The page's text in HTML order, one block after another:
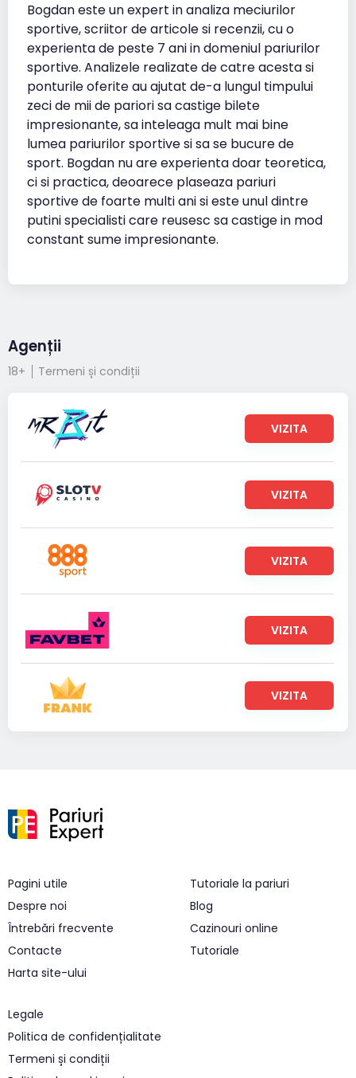
Bogdan este un expert in analiza meciurilor
sportive, scriitor de articole si recenzii, cu o
experienta de peste 7 ani in domeniul pariurilor
sportive. Analizele realizate de catre acesta si
ponturile oferite au ajutat de-a lungul timpului
zeci de mii de pariori sa castige bilete
impresionante, sa inteleaga mult mai bine
lumea pariurilor sportive si sa se bucure de
sport. Bogdan nu are experienta doar teoretica,
ci si practica, deoarece plaseaza pariuri
sportive de foarte multi ani si este unul dintre
putini specialisti care reusesc sa castige in mod
constant sume impresionante.
Agenții
18+ Termeni și condiții
VIZITA
VIZITA
VIZITA
VIZITA
VIZITA
Pagini utile
Despre noi
Întrebări frecvente
Contacte
Harta site-ului
Tutoriale la pariuri
Blog
Cazinouri online
Tutoriale
Legale
Politica de confidențialitate
Termeni și condiții